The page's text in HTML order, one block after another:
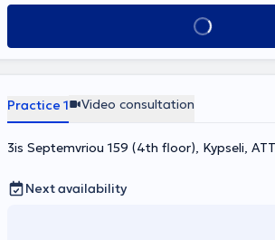
Book appointment
Practice 1 Video consultation
3is Septemvriou 159 (4th floor), Kypseli,
Next availability